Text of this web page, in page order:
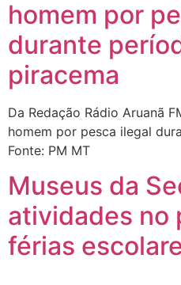
homem por
durante
piracema
Da Redação Rádio Aruanã
homem por pesca ilegal
Fonte: PM MT
Museus da
atividades no
férias